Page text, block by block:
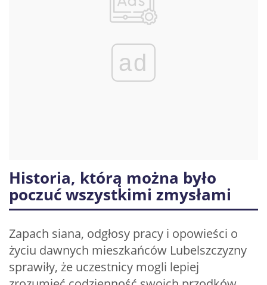
ad
Historia, którą można było
poczuć wszystkimi zmysłami
Zapach siana, odgłosy pracy i opowieści o
życiu dawnych mieszkańców Lubelszczyzny
sprawiły, że uczestnicy mogli lepiej